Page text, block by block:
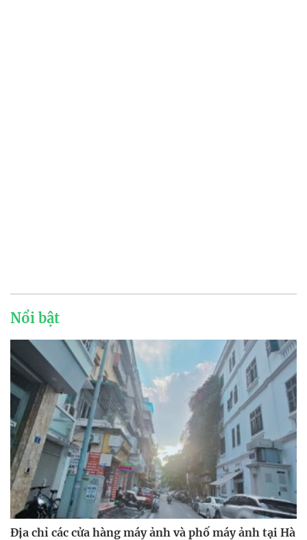
Nổi bật
Địa chỉ các cửa hàng máy ảnh và phố máy ảnh tại Hà